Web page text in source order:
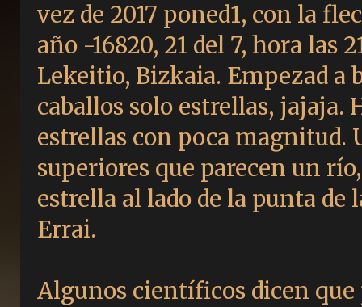
vez de 2017 poned1, con la
año -16820, 21 del 7, hora las
Lekeitio, Bizkaia. Empezad a
caballos solo estrellas, jajaja.
estrellas con poca magnitud.
superiores que parecen un
estrella al lado de la punta de
Errai.
Algunos científicos dicen